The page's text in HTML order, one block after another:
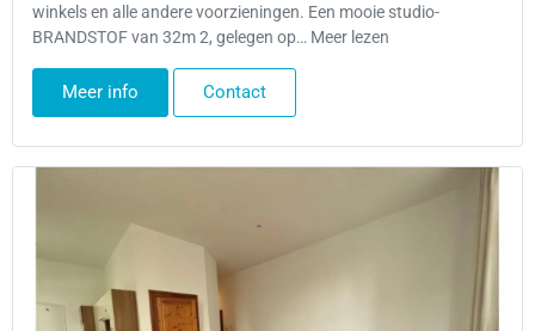
winkels en alle andere voorzieningen. Een mooie studio-
BRANDSTOF van 32m 2, gelegen op… Meer lezen
Meer info Contact